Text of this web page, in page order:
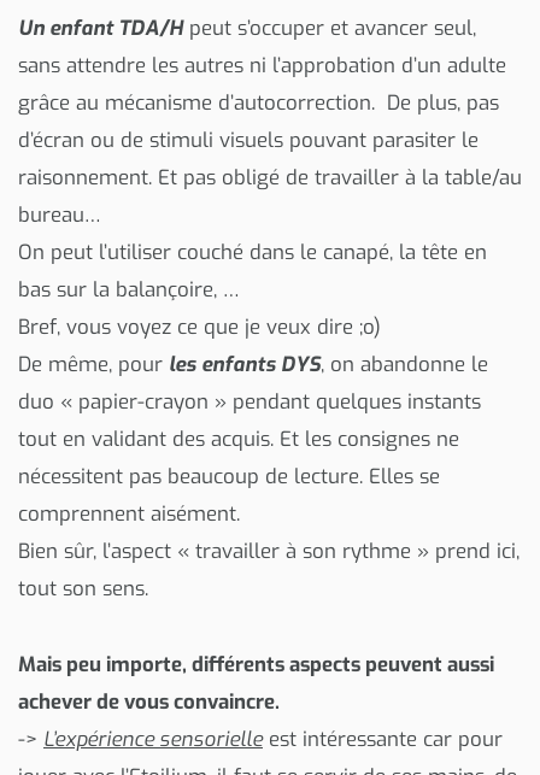
Un enfant TDA/Hpeut s’occuper et avancer seul,
sans attendre les autres ni l’approbation d’un adulte
grâce au mécanisme d’autocorrection. De plus, pas
d’écran ou de stimuli visuels pouvant parasiter le
raisonnement. Et pas obligé de travailler à la table/au
bureau…
On peut l’utiliser couché dans le canapé, la tête en
bas sur la balançoire, …
Bref, vous voyez ce que je veux dire ;o)
De même, pour les enfants DYS, on abandonne le
duo « papier-crayon » pendant quelques instants
tout en validant des acquis. Et les consignes ne
nécessitent pas beaucoup de lecture. Elles se
comprennent aisément.
Bien sûr, l’aspect « travailler à son rythme » prend ici,
tout son sens.
Mais peu importe, différents aspects peuvent aussi
achever de vous convaincre.
-> L’expérience sensorielleest intéressante car pour